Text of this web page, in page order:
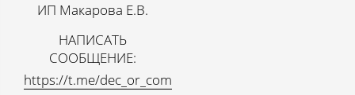
ИП Макарова Е.В.
НАПИСАТЬ
СООБЩЕНИЕ:
https://t.me/dec_or_com